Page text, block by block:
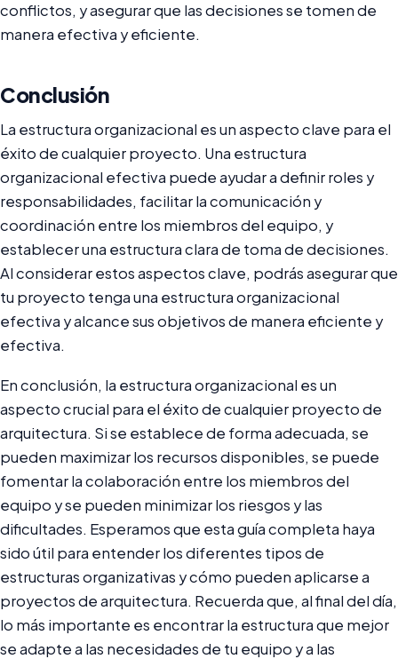
conflictos, y asegurar que las decisiones se tomen de
manera efectiva y eficiente.
Conclusión
La estructura organizacional es un aspecto clave para el
éxito de cualquier proyecto. Una estructura
organizacional efectiva puede ayudar a definir roles y
responsabilidades, facilitar la comunicación y
coordinación entre los miembros del equipo, y
establecer una estructura clara de toma de decisiones.
Al considerar estos aspectos clave, podrás asegurar que
tu proyecto tenga una estructura organizacional
efectiva y alcance sus objetivos de manera eficiente y
efectiva.
En conclusión, la estructura organizacional es un
aspecto crucial para el éxito de cualquier proyecto de
arquitectura. Si se establece de forma adecuada, se
pueden maximizar los recursos disponibles, se puede
fomentar la colaboración entre los miembros del
equipo y se pueden minimizar los riesgos y las
dificultades. Esperamos que esta guía completa haya
sido útil para entender los diferentes tipos de
estructuras organizativas y cómo pueden aplicarse a
proyectos de arquitectura. Recuerda que, al final del día,
lo más importante es encontrar la estructura que mejor
se adapte a las necesidades de tu equipo y a las